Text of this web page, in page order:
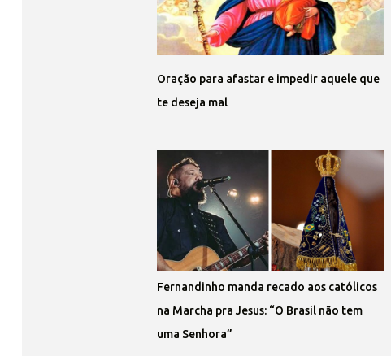
Oração para afastar e impedir aquele que
te deseja mal
Fernandinho manda recado aos católicos
na Marcha pra Jesus: “O Brasil não tem
uma Senhora”